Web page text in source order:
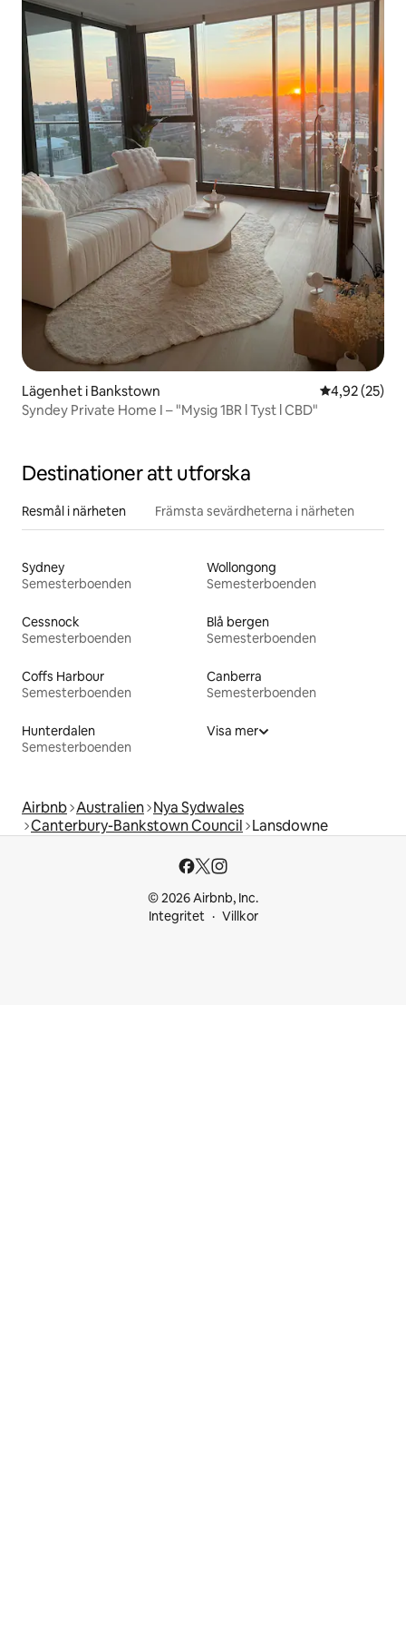
Lägenhet i Bankstown 4,92 av 5 i
4,92 (25)
Syndey Private Home I – "Mysig 1BR l Tyst l CBD"
Destinationer att utforska
Resmål i närheten Främsta sevärdheterna i närheten
Sydney
Semesterboenden
Wollongong
Semesterboenden
Cessnock
Semesterboenden
Blå bergen
Semesterboenden
Coffs Harbour
Semesterboenden
Canberra
Semesterboenden
Hunterdalen
Semesterboenden
Visa mer
Airbnb Australien Nya Sydwales
Canterbury-Bankstown Council Lansdowne
© 2026 Airbnb, Inc.
Integritet
Villkor